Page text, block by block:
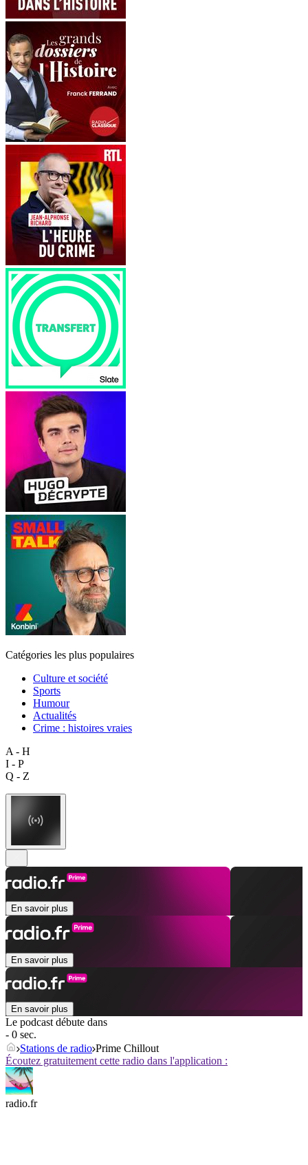
Catégories les plus populaires
Culture et société
Sports
Humour
Actualités
Crime : histoires vraies
A - H
I - P
Q - Z
En savoir plus
En savoir plus
En savoir plus
Le podcast débute dans
- 0 sec.
Stations de radio Prime Chillout
Écoutez gratuitement cette radio dans l'application :
radio.fr